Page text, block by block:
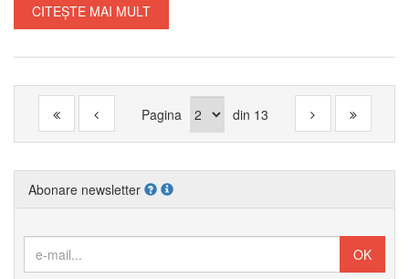
CITEȘTE MAI MULT
Pagina din 13
Abonare newsletter